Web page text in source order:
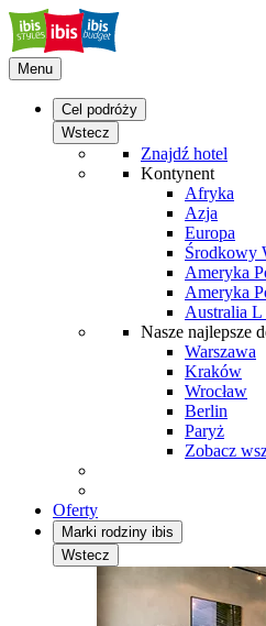
Menu
Cel podróży
Wstecz
Znajdź hotel
Kontynent
Afryka
Azja
Europa
Środkowy
Ameryka
Ameryka
Australia
Nasze najlepsze
Warszawa
Kraków
Wrocław
Berlin
Paryż
Zobacz
Oferty
Marki rodziny ibis
Wstecz